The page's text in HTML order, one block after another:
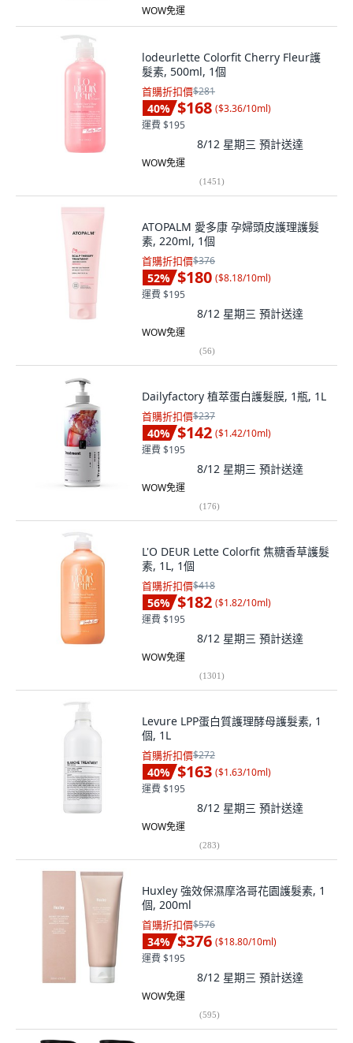
WOW免運
lodeurlette Colorfit Cherry Fleur護
髮素, 500ml, 1個
首購折扣價$281
40% $168 ($3.36/10ml)
運費 $195
8/12 星期三 預計送達
WOW免運
(1451)
ATOPALM 愛多康 孕婦頭皮護理護髮
素, 220ml, 1個
首購折扣價$376
52% $180 ($8.18/10ml)
運費 $195
8/12 星期三 預計送達
WOW免運
(56)
Dailyfactory 植萃蛋白護髮膜, 1瓶, 1L
首購折扣價$237
40% $142 ($1.42/10ml)
運費 $195
8/12 星期三 預計送達
WOW免運
(176)
L'O DEUR Lette Colorfit 焦糖香草護髮
素, 1L, 1個
首購折扣價$418
56% $182 ($1.82/10ml)
運費 $195
8/12 星期三 預計送達
WOW免運
(1301)
Levure LPP蛋白質護理酵母護髮素, 1
個, 1L
首購折扣價$272
40% $163 ($1.63/10ml)
運費 $195
8/12 星期三 預計送達
WOW免運
(283)
Huxley 強效保濕摩洛哥花園護髮素, 1
個, 200ml
首購折扣價$576
34% $376 ($18.80/10ml)
運費 $195
8/12 星期三 預計送達
WOW免運
(595)